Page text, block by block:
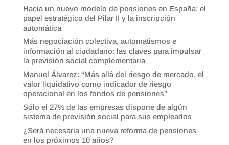
Hacia un nuevo modelo de pensiones en España: el
papel estratégico del Pilar II y la inscripción
automática
Más negociación colectiva, automatismos e
información al ciudadano: las claves para impulsar
la previsión social complementaria
Manuel Álvarez: “Más allá del riesgo de mercado, el
valor liquidativo como indicador de riesgo
operacional en los fondos de pensiones”
Sólo el 27% de las empresas dispone de algún
sistema de previsión social para sus empleados
¿Será necesaria una nueva reforma de pensiones
en los próximos 10 años?